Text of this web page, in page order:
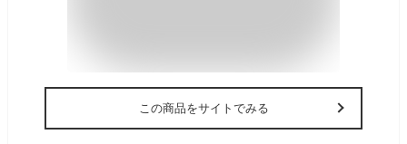
この商品をサイトでみる